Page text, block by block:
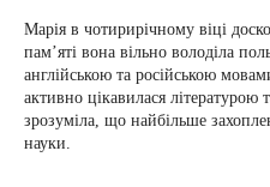
Марія в чотирирічному віці
пам’яті вона вільно володіла
англійською та російською
активно цікавилася літературою
зрозуміла, що найбільше
науки.